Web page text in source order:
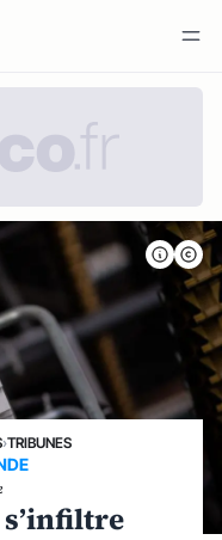
›TRIBUNES
s’infiltre